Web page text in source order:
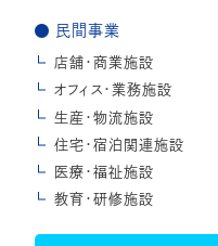
民間事業
店舗・商業施設
オフィス・業務施設
生産・物流施設
住宅・宿泊関連施設
医療・福祉施設
教育・研修施設